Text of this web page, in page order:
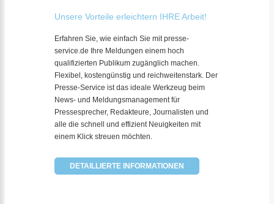
Unsere Vorteile erleichtern IHRE Arbeit!
Erfahren Sie, wie einfach Sie mit presse-
service.de Ihre Meldungen einem hoch
qualifizierten Publikum zugänglich machen.
Flexibel, kostengünstig und reichweitenstark. Der
Presse-Service ist das ideale Werkzeug beim
News- und Meldungsmanagement für
Pressesprecher, Redakteure, Journalisten und
alle die schnell und effizient Neuigkeiten mit
einem Klick streuen möchten.
DETAILLIERTE INFORMATIONEN